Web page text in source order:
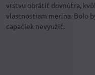
vrstvu obrátiť dovnútra,
vlastnostiam merina. Bolo
capačiek nevyužiť.